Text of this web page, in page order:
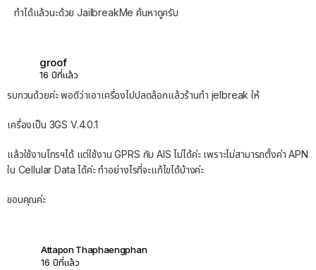
ทำได้แล้วนะด้วย JailbreakMe ค้นหาดูครับ
groof
16 ปีที่แล้ว
รบกวนด้วยค่ะ พอดีว่าเอาเครื่องไปปลดล้อกแล้วร้านทำ jelbreak ให้
เครื่องเป็น 3GS V.4.0.1
แล้วใช้งานโทรฯได้ แต่ใช้งาน GPRS กับ AIS ไม่ได้ค่ะ เพราะไม่สามารถตั้งค่า APN
ใน Cellular Data ได้ค่ะ ทำอย่างไรที่จะแก้ไขได้บ้างค่ะ
ขอบคุณค่ะ
Attapon Thaphaengphan
16 ปีที่แล้ว